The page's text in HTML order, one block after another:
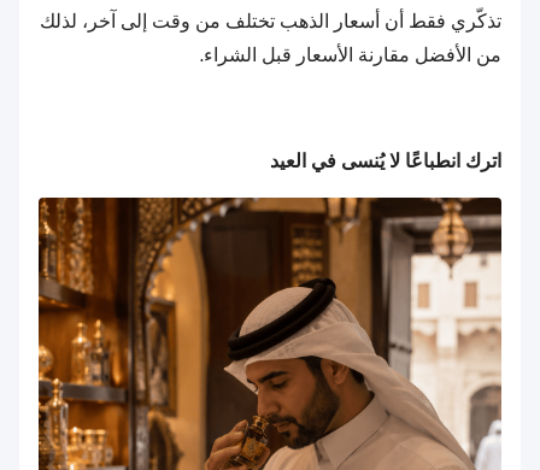
تذكّري فقط أن أسعار الذهب تختلف من وقت إلى آخر، لذلك
من الأفضل مقارنة الأسعار قبل الشراء.
اترك انطباعًا لا يُنسى في العيد